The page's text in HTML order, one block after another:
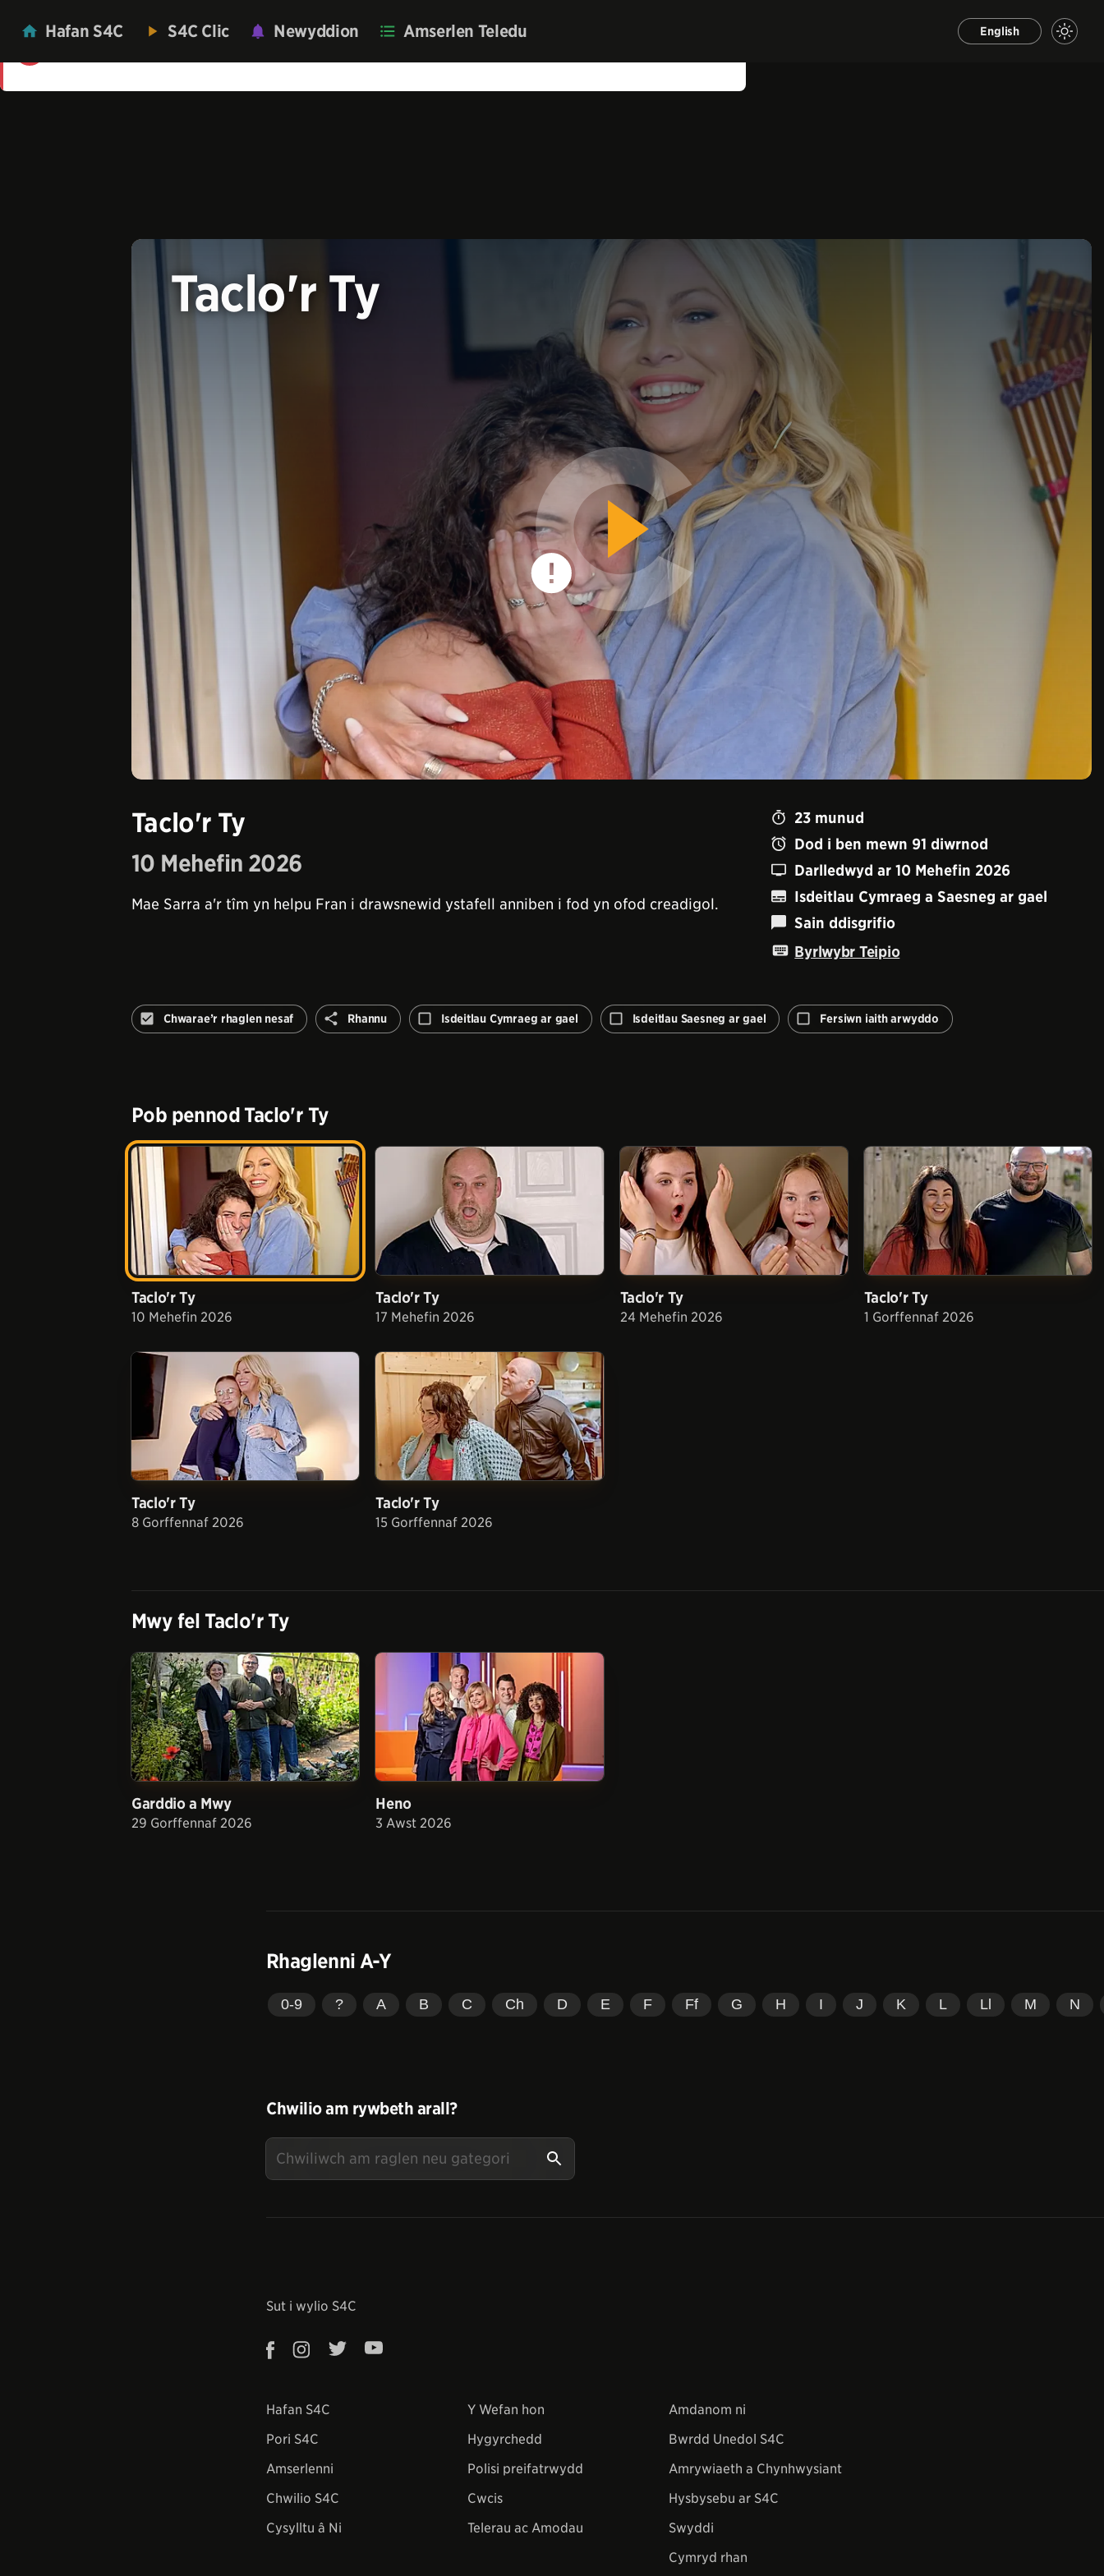
Hafan S4C S4C Clic Newyddion Amserlen Teledu English
Taclo'r Ty
Taclo'r Ty
10 Mehefin 2026
Mae Sarra a'r tîm yn helpu Fran i drawsnewid ystafell anniben i fod yn ofod creadigol.
23 munud
Dod i ben mewn 91 diwrnod
Darlledwyd ar 10 Mehefin 2026
Isdeitlau Cymraeg a Saesneg ar gael
Sain ddisgrifio
Byrlwybr Teipio
Chwarae’r rhaglen nesaf Rhannu RhannuIsdeitlau Cymraeg ar gael Isdeitlau Saesneg ar gael Fersiwn iaith arwyddo
Fersiwn
iaith
Pob pennod Taclo'r Ty
Taclo'r Ty
10 Mehefin 2026
Taclo'r Ty
17 Mehefin 2026
Taclo'r Ty
24 Mehefin 2026
Taclo'r Ty
1 Gorffennaf 2026
Taclo'r Ty
8 Gorffennaf 2026
Taclo'r Ty
15 Gorffennaf 2026
Mwy fel Taclo'r Ty
Garddio a Mwy
29 Gorffennaf 2026
Heno
3 Awst 2026
Rhaglenni A-Y
0-9 ? A B C Ch D E F Ff G H I J K L Ll M N
Chwilio am rywbeth arall?
Sut i wylio S4C
Hafan S4C
Pori S4C
Amserlenni
Chwilio S4C
Cysylltu â Ni
Y Wefan hon
Hygyrchedd
Polisi preifatrwydd
Cwcis
Telerau ac Amodau
Amdanom ni
Bwrdd Unedol S4C
Amrywiaeth a Chynhwysiant
Hysbysebu ar S4C
Swyddi
Cymryd rhan